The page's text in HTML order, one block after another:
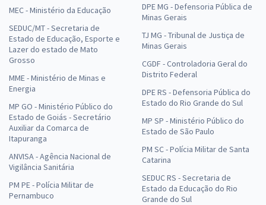
MEC - Ministério da Educação
SEDUC/MT - Secretaria de
Estado de Educação, Esporte e
Lazer do estado de Mato
Grosso
MME - Ministério de Minas e
Energia
MP GO - Ministério Público do
Estado de Goiás - Secretário
Auxiliar da Comarca de
Itapuranga
ANVISA - Agência Nacional de
Vigilância Sanitária
PM PE - Polícia Militar de
Pernambuco
DPE MG - Defensoria Pública de
Minas Gerais
TJ MG - Tribunal de Justiça de
Minas Gerais
CGDF - Controladoria Geral do
Distrito Federal
DPE RS - Defensoria Pública do
Estado do Rio Grande do Sul
MP SP - Ministério Público do
Estado de São Paulo
PM SC - Polícia Militar de Santa
Catarina
SEDUC RS - Secretaria de
Estado da Educação do Rio
Grande do Sul